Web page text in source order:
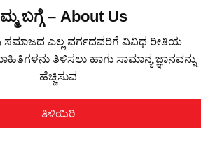
ಬಗ್ಗೆ – About Us
ಸಮಾಜದ ಎಲ್ಲ ವರ್ಗದವರಿಗೆ ವಿವಿಧ ರೀತಿಯ
ತಿಳಿಸಲು ಹಾಗು ಸಾಮಾನ್ಯ ಜ್ಞಾನವನ್ನು
ಹೆಚ್ಚಿಸುವ
ತಿಳಿಯಿರಿ